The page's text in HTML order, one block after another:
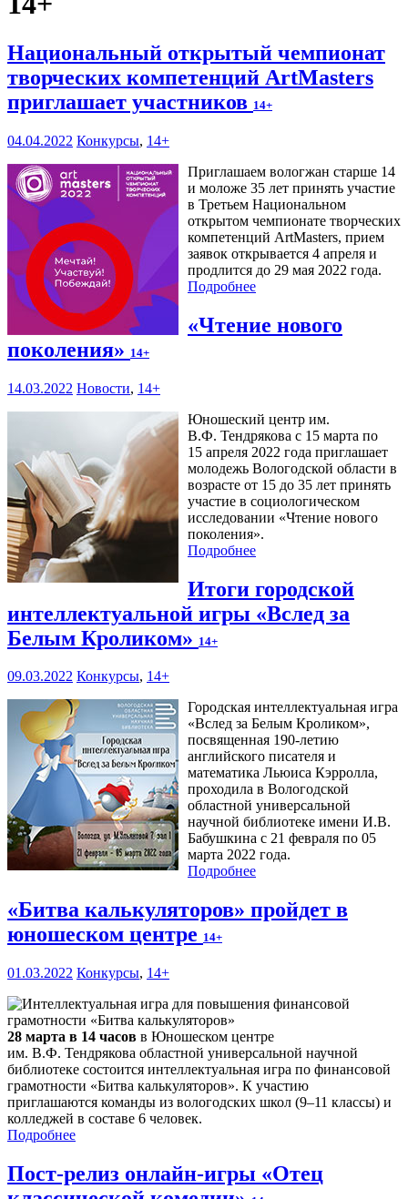
Национальный открытый чемпионат
творческих компетенций ArtMasters
приглашает участников 14+
04.04.2022 Конкурсы, 14+
Приглашаем вологжан старше 14
и моложе 35 лет принять участие
в Третьем Национальном
открытом чемпионате творческих
компетенций ArtMasters, прием
заявок открывается 4 апреля и
продлится до 29 мая 2022 года.
Подробнее
«Чтение нового
поколения» 14+
14.03.2022 Новости, 14+
Юношеский центр им.
В.Ф. Тендрякова с 15 марта по
15 апреля 2022 года приглашает
молодежь Вологодской области в
возрасте от 15 до 35 лет принять
участие в социологическом
исследовании «Чтение нового
поколения».
Подробнее
Итоги городской
интеллектуальной игры «Вслед за
Белым Кроликом» 14+
09.03.2022 Конкурсы, 14+
Городская интеллектуальная игра
«Вслед за Белым Кроликом»,
посвященная 190-летию
английского писателя и
математика Льюиса Кэрролла,
проходила в Вологодской
областной универсальной
научной библиотеке имени И.В.
Бабушкина с 21 февраля по 05
марта 2022 года.
Подробнее
«Битва калькуляторов» пройдет в
юношеском центре 14+
01.03.2022 Конкурсы, 14+
28 марта в 14 часов в Юношеском центре
им. В.Ф. Тендрякова областной универсальной научной
библиотеке состоится интеллектуальная игра по финансовой
грамотности «Битва калькуляторов». К участию
приглашаются команды из вологодских школ (9–11 классы) и
колледжей в составе 6 человек.
Подробнее
Пост-релиз онлайн-игры «Отец